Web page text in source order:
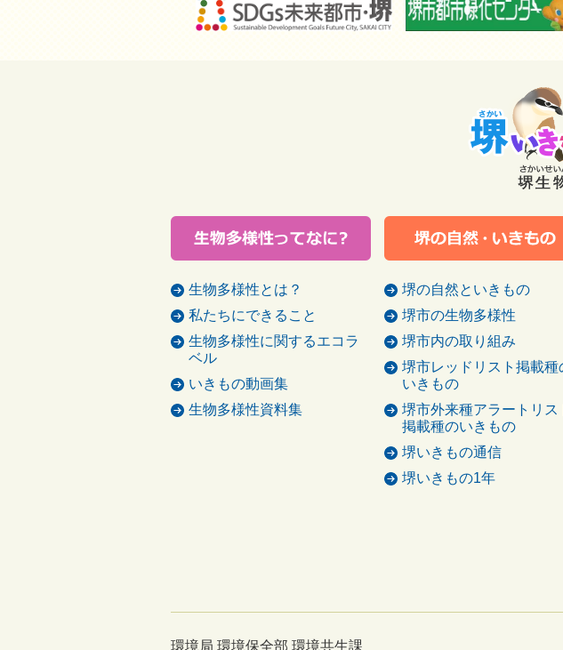
生物多様性とは？
私たちにできること
生物多様性に関するエコラ
ベル
いきもの動画集
生物多様性資料集
堺の自然といきもの
堺市の生物多様性
堺市内の取り組み
堺市レッドリスト掲載種
いきもの
堺市外来種アラートリス
掲載種のいきもの
堺いきもの通信
堺いきもの1年
環境局 環境保全部 環境共生課